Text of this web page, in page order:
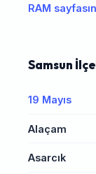
RAM
Samsun
19 Mayıs
Alaçam
Asarcık